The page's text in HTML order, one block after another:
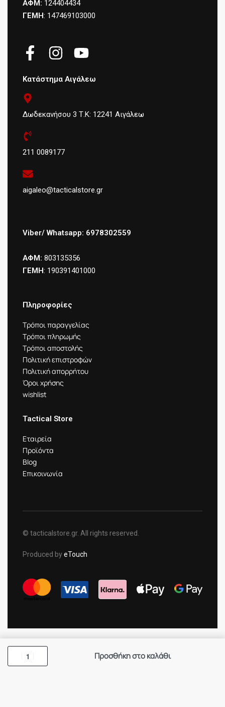
ΑΦΜ: 124404434
ΓΕΜΗ: 147469103000
Κατάστημα Αιγάλεω
Δωδεκανήσου 3 Τ.Κ: 12241 Αιγάλεω
211 0089177
aigaleo@tacticalstore.gr
Viber/ Whatsapp: 6978302559
ΑΦΜ: 803135356
ΓΕΜΗ: 190391401000
Πληροφορίες
Τρόποι παραγγελίας
Τρόποι πληρωμής
Τρόποι αποστολής
Πολιτική επιστροφών
Πολιτική απορρήτου
Όροι χρήσης
wishlist
Tactical Store
Εταιρεία
Προϊόντα
Blog
Επικοινωνία
© tacticalstore.gr. All rights reserved.
Produced byeTouch
Προσθήκη στο καλάθι